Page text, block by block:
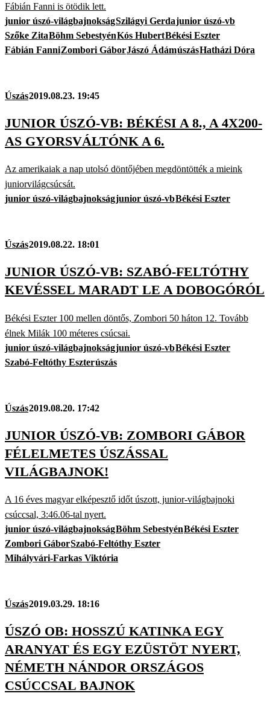
Fábián Fanni is ötödik lett.
junior úszó-világbajnokságSzilágyi Gerdajunior úszó-vb
Szőke ZitaBöhm SebestyénKós HubertBékési Eszter
Fábián FanniZombori GáborJászó ÁdámúszásHatházi Dóra
Úszás2019.08.23. 19:45
JUNIOR ÚSZÓ-VB: BÉKÉSI A 8., A 4X200-
AS GYORSVÁLTÓNK A 6.
Az amerikaiak a nap utolsó döntőjében megdöntötték a mieink
juniorvilágcsúcsát.
junior úszó-világbajnokságjunior úszó-vbBékési Eszter
Úszás2019.08.22. 18:01
JUNIOR ÚSZÓ-VB: SZABÓ-FELTÓTHY
KEVÉSSEL MARADT LE A DOBOGÓRÓL
Békési Eszter 100 mellen döntős, Zombori 50 háton 12. Tovább
élnek Milák 100 méteres csúcsai.
junior úszó-világbajnokságjunior úszó-vbBékési Eszter
Szabó-Feltóthy Eszterúszás
Úszás2019.08.20. 17:42
JUNIOR ÚSZÓ-VB: ZOMBORI GÁBOR
FÉLELMETES ÚSZÁSSAL
VILÁGBAJNOK!
A 16 éves magyar elképesztő időt úszott, junior-világbajnoki
csúccsal, 3:46.06-tal nyert.
junior úszó-világbajnokságBöhm SebestyénBékési Eszter
Zombori GáborSzabó-Feltóthy Eszter
Mihályvári-Farkas Viktória
Úszás2019.03.29. 18:16
ÚSZÓ OB: HOSSZÚ KATINKA EGY
ARANYAT ÉS EGY EZÜSTÖT NYERT,
NÉMETH NÁNDOR ORSZÁGOS
CSÚCCSAL BAJNOK